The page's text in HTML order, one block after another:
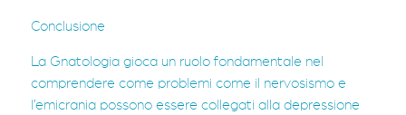
Conclusione
La Gnatologia gioca un ruolo fondamentale nel
comprendere come problemi come il nervosismo e
l’emicrania possono essere collegati alla depressione